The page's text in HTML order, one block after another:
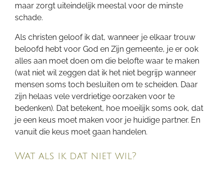
maar zorgt uiteindelijk meestal voor de minste
schade.
Als christen geloof ik dat, wanneer je elkaar trouw
beloofd hebt voor God en Zijn gemeente, je er ook
alles aan moet doen om die belofte waar te maken
(wat niet wil zeggen dat ik het niet begrijp wanneer
mensen soms toch besluiten om te scheiden. Daar
zijn helaas vele verdrietige oorzaken voor te
bedenken). Dat betekent, hoe moeilijk soms ook, dat
je een keus moet maken voor je huidige partner. En
vanuit die keus moet gaan handelen.
Wat als ik dat niet wil?